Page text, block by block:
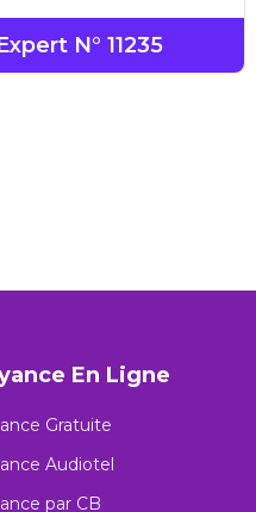
N° 11235
En Ligne
Gratuite
Audiotel
par CB